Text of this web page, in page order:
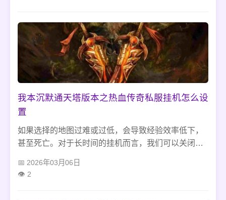
我本沉默通天塔版本之热血传奇私服挂机怎么设
置
如果选择的地图过难或过低，会导致经验效率低下，
甚至死亡。对于长时间的挂机而言，我们可以关闭音
需要我们合理设置，保证在挂机过程中的安全、高效
2026年03月06日
2